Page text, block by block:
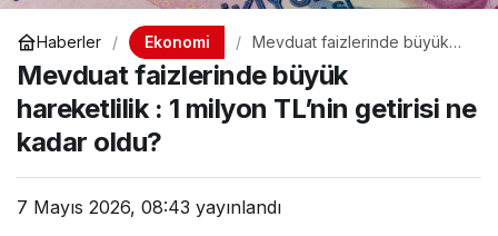
Haberler Ekonomi
Mevduat faizlerinde büyük
hareketlilik : 1 milyon TL’nin
getirisi ne kadar oldu?
Mevduat faizlerinde büyük
hareketlilik : 1 milyon TL’nin getirisi ne
kadar oldu?
7 Mayıs 2026, 08:43 yayınlandı